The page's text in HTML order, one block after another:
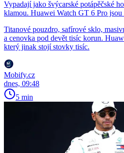
Vypadají jako švýcarské potápěčské
klamou. Huawei Watch GT 6 Pro
Titanové pouzdro, safírové sklo,
a cenovka pod devět tisíc korun.
který jinak stojí stovky tisíc.
Mobify.cz
dnes, 09:48
5 min